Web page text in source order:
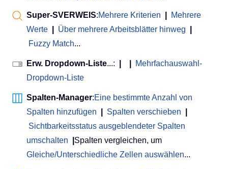
Super-SVERWEIS:Mehrere Kriterien
Mehrere
Werte
Über mehrere Arbeitsblätter hinweg
Fuzzy Match...
Erw. Dropdown-Liste...:
Mehrfachauswahl-
Dropdown-Liste
Spalten-Manager:Eine bestimmte Anzahl von
Spalten hinzufügen
Spalten verschieben
Sichtbarkeitsstatus ausgeblendeter Spalten
umschalten
Spalten vergleichen, um
Gleiche/Unterschiedliche Zellen auswählen...